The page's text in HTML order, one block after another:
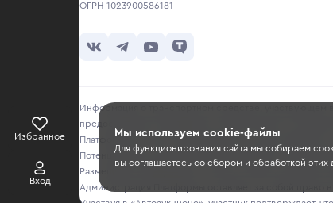
Избранное
Вход
ОГРН 1023900586181
Информация о транспортном средстве, участвующем в
предоставляется продавцом исключительно в
Платформа не несет ответственности за
Потенциальным покупателям рекомендуется
Размещение информации о лотах на сайте не
Администрация Платформы оставляет за собой право
Мы используем cookie-файлы
Для функционирования сайта мы собираем
вы соглашаетесь со сбором и обработкой этих